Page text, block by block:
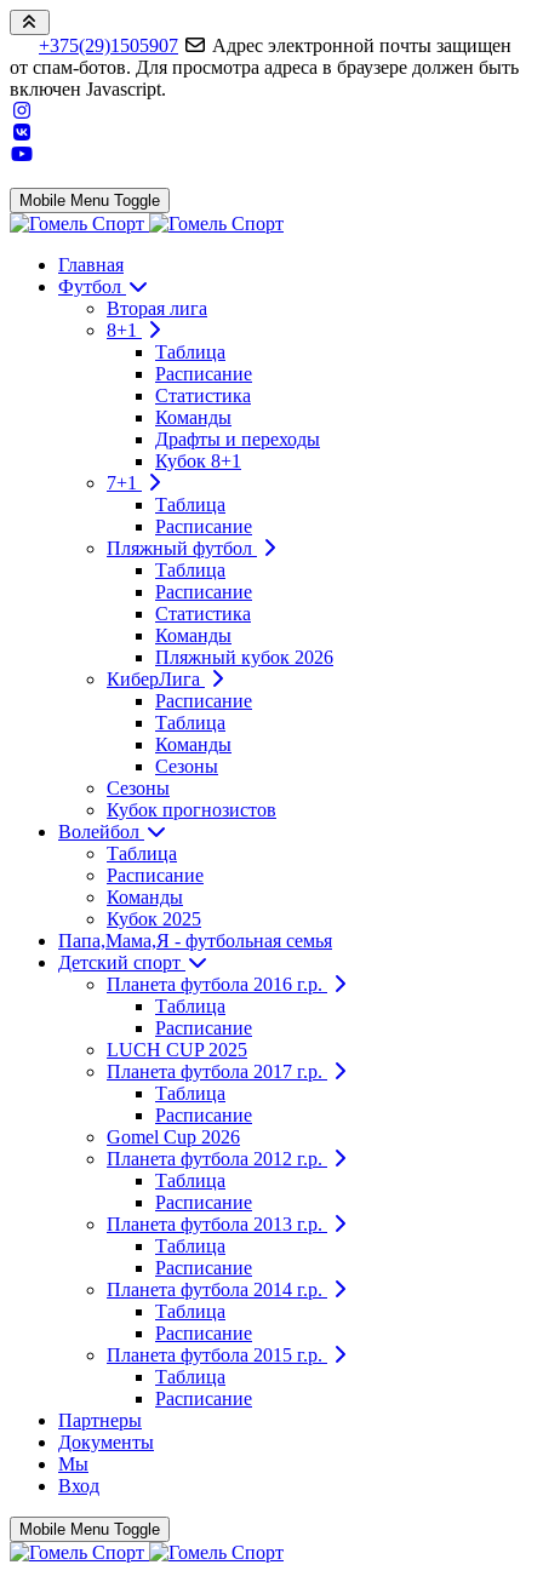
+375(29)1505907
Адрес электронной почты защищен
от спам-ботов. Для просмотра адреса в браузере должен быть
включен Javascript.
Mobile Menu Toggle
Главная
Футбол
Вторая лига
8+1
Таблица
Расписание
Статистика
Команды
Драфты и переходы
Кубок 8+1
7+1
Таблица
Расписание
Пляжный футбол
Таблица
Расписание
Статистика
Команды
Пляжный кубок 2026
КиберЛига
Расписание
Таблица
Команды
Сезоны
Сезоны
Кубок прогнозистов
Волейбол
Таблица
Расписание
Команды
Кубок 2025
Папа,Мама,Я - футбольная семья
Детский спорт
Планета футбола 2016 г.р.
Таблица
Расписание
LUCH CUP 2025
Планета футбола 2017 г.р.
Таблица
Расписание
Gomel Cup 2026
Планета футбола 2012 г.р.
Таблица
Расписание
Планета футбола 2013 г.р.
Таблица
Расписание
Планета футбола 2014 г.р.
Таблица
Расписание
Планета футбола 2015 г.р.
Таблица
Расписание
Партнеры
Документы
Мы
Вход
Mobile Menu Toggle